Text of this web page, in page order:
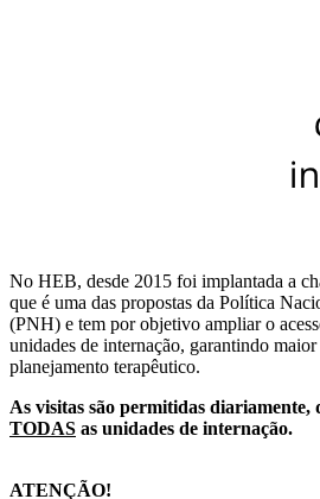
No HEB, desde 2015 foi implantada a
que é uma das propostas da Política
(PNH) e tem por objetivo ampliar o
unidades de internação, garantindo
planejamento terapêutico.
As visitas são permitidas diariamente,
TODAS as unidades de internação.
ATENÇÃO!